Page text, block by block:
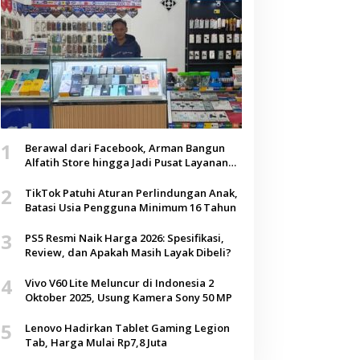
1
Berawal dari Facebook, Arman Bangun
Alfatih Store hingga Jadi Pusat Layanan
2
TikTok Patuhi Aturan Perlindungan Anak,
Batasi Usia Pengguna Minimum 16 Tahun
3
PS5 Resmi Naik Harga 2026: Spesifikasi,
Review, dan Apakah Masih Layak Dibeli?
4
Vivo V60 Lite Meluncur di Indonesia 2
Oktober 2025, Usung Kamera Sony 50 MP
5
Lenovo Hadirkan Tablet Gaming Legion
Tab, Harga Mulai Rp7,8 Juta